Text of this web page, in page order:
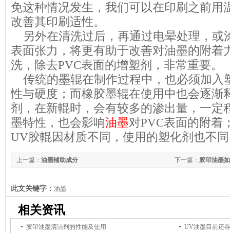
免这种情况发生，我们可以在印刷之前用
改善其印刷适性。
另外在清洗过后，再通过电晕处理，或
表面张力，将更有助于改善对油墨的附着
洗，除去PVC表面的增塑剂，非常重要。
传统的墨辊在制作过程中，也必须加入
性与硬度；而橡胶墨辊在使用中也会逐渐
剂，在新輥时，会有较多的渗出量，一定
墨特性，也会影响油墨对PVC表面的附着
UV胶輥因材质不同，使用的塑化剂也不
下一篇： 胶印油墨
上一篇： 油墨辅助成分
此文关键字： 油墨
相关资讯
胶印油墨清洁剂的性能及使用
UV油墨目前还